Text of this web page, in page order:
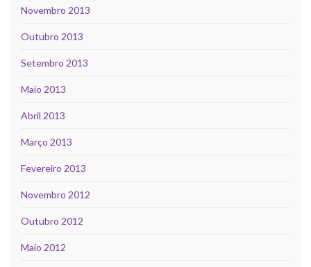
Novembro 2013
Outubro 2013
Setembro 2013
Maio 2013
Abril 2013
Março 2013
Fevereiro 2013
Novembro 2012
Outubro 2012
Maio 2012